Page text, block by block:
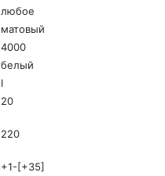
любое
матовый
4000
белый
I
20
220
+1-[+35]